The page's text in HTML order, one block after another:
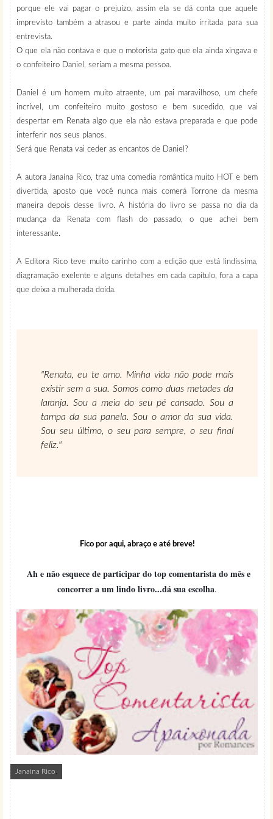
Janaina Rico
porque ele vai pagar o prejuízo, assim ela se dá conta que aquele
imprevisto também a atrasou e parte ainda muito irritada para sua
entrevista.
O que ela não contava e que o motorista gato que ela ainda xingava e
o confeiteiro Daniel, seriam a mesma pessoa.
Daniel é um homem muito atraente, um pai maravilhoso, um chefe
incrível, um confeiteiro muito gostoso e bem sucedido, que vai
despertar em Renata algo que ela não estava preparada e que pode
interferir nos seus planos.
Será que Renata vai ceder as encantos de Daniel?
A autora Janaína Rico, traz uma comedia romântica muito HOT e bem
divertida, aposto que você nunca mais comerá Torrone da mesma
maneira depois desse livro. A história do livro se passa no dia da
mudança da Renata com flash do passado, o que achei bem
interessante.
A Editora Rico teve muito carinho com a edição que está lindíssima,
diagramação exelente e alguns detalhes em cada capítulo, fora a capa
que deixa a mulherada doída.
"Renata, eu te amo. Minha vida não pode mais
existir sem a sua. Somos como duas metades da
laranja. Sou a meia do seu pé cansado. Sou a
tampa da sua panela. Sou o amor da sua vida.
Sou seu último, o seu para sempre, o seu final
feliz."
Fico por aqui, abraço e até breve!
Ah e não esquece de participar do top comentarista do mês e
concorrer a um lindo livro...dá sua escolha.